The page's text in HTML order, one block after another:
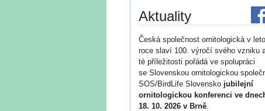
Aktuality
Česká společnost ornitologická v
roce slaví 100. výročí svého vzniku
té příležitosti pořádá ve spolupráci
se Slovenskou ornitologickou
SOS/BirdLife Slovensko jubilejní
ornitologickou konferenci ve
18. 10. 2026 v Brně.